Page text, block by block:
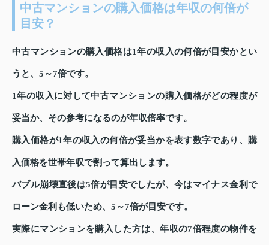
中古マンションの購入価格は年収の何倍が
目安？
中古マンションの購入価格は1年の収入の何倍が目安かとい
うと、5～7倍です。
1年の収入に対して中古マンションの購入価格がどの程度が
妥当か、その参考になるのが年収倍率です。
購入価格が1年の収入の何倍が妥当かを表す数字であり、購
入価格を世帯年収で割って算出します。
バブル崩壊直後は5倍が目安でしたが、今はマイナス金利で
ローン金利も低いため、5～7倍が目安です。
実際にマンションを購入した方は、年収の7倍程度の物件を